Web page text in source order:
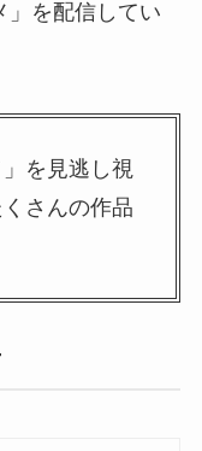
」を配信してい
」を見逃し視
さんの作品